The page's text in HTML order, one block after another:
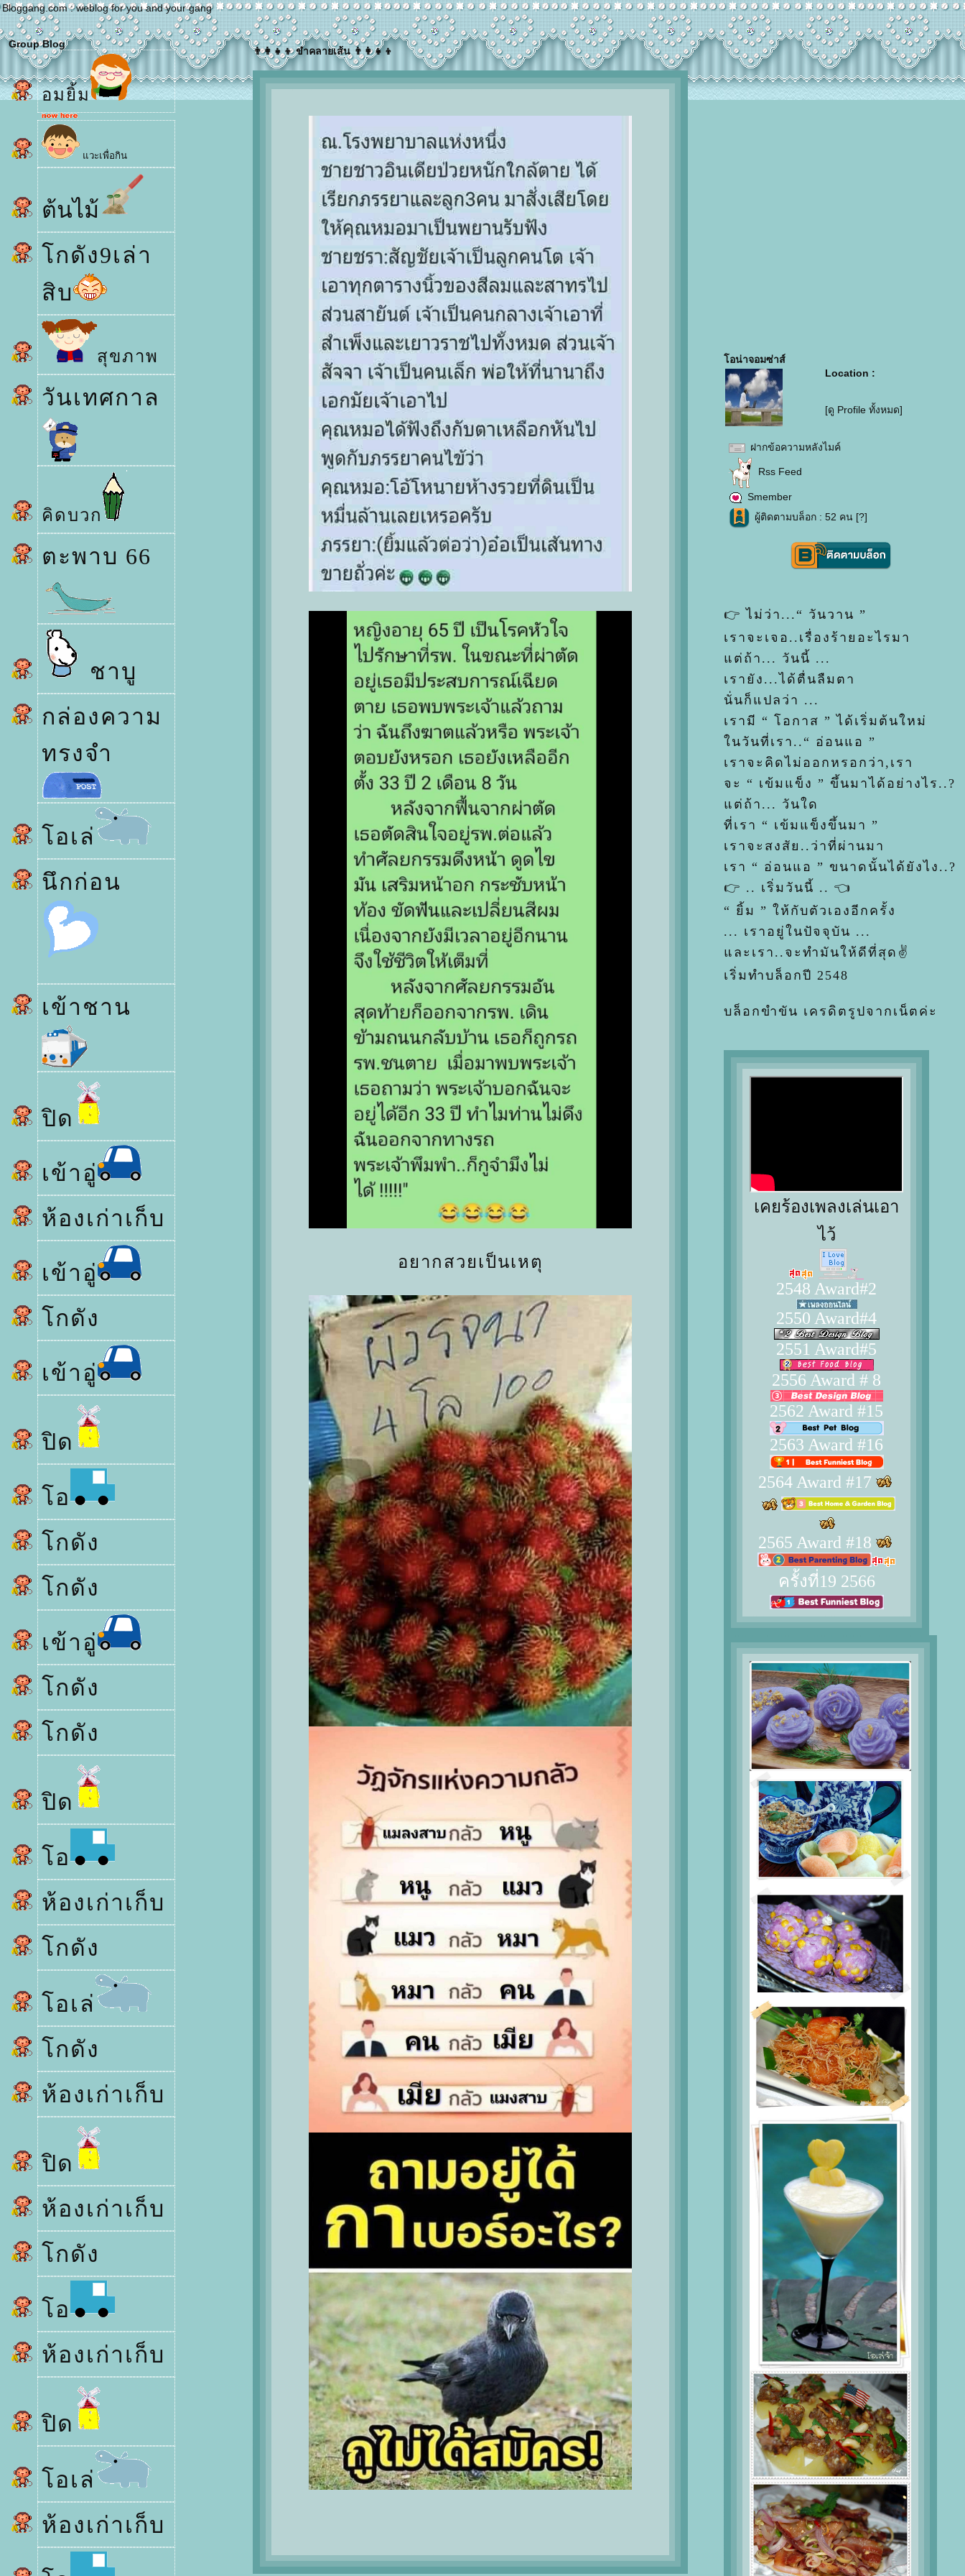
Bloggang.com : weblog for you and your gang
Group Blog
อมยิ้ม
วะเพื่อกิน
ต้นไม้
กดัง9เล่า
สิบ
สุขภาพ
วันเทศกาล
คิดบวก
ตะพาบ 66
ชาบู
กล่องความ
ทรงจำ
อเล่
นึกก่อน
เข้าชาน
ปิด
เข้าอู่
ห้องเก่าเก็บ
เข้าอู่
กดัง
เข้าอู่
ปิด
อ
กดัง
กดัง
เข้าอู่
กดัง
กดัง
ปิด
อ
ห้องเก่าเก็บ
กดัง
อเล่
กดัง
ห้องเก่าเก็บ
ปิด
ห้องเก่าเก็บ
กดัง
อ
ห้องเก่าเก็บ
ปิด
อเล่
ห้องเก่าเก็บ
👨‍👩‍👧‍👦 ขำคลายเส้น 👨‍👩‍👧‍👦
อยากสวยเป็นเหตุ
อน่าจอมซ่าส์
Location :
[ดู Profile ทั้งหมด]
ฝากข้อความหลังไมค์
Rss Feed
Smember
ผู้ติดตามบล็อก : 52 คน [?]
👉 ไม่ว่า...“ วันวาน ”
เราจะเจอ..เรื่องร้ายอะไรมา
ต่ถ้า... วันนี้ ...
เรายัง...ได้ตื่นลืมตา
นั่นก็แปลว่า ...
เรามี “ โอกาส ” ได้เริ่มต้นใหม่
นวันที่เรา..“ อ่อนแอ ”
เราจะคิดไม่ออกหรอกว่า,เรา
จะ “ เข้มแข็ง ” ขึ้นมาได้อย่างไร..?
ต่ถ้า... วันใด
ที่เรา “ เข้มแข็งขึ้นมา ”
เราจะสงสัย..ว่าที่ผ่านมา
เรา “ อ่อนแอ ” ขนาดนั้นได้ยังไง..?
👉 .. เริ่มวันนี้ .. 👈
“ ยิ้ม ” ให้กับตัวเองอีกครั้ง
... เราอยู่ในปัจจุบัน ...
ละเรา..จะทำมันให้ดีที่สุด✌
เริ่มทำบล็อกปี 2548
บล็อกขำขัน เครดิตรูปจากเน็ตค่ะ
เคยร้องเพลงเล่นเอา
ไว้
2548 Award#2
2550 Award#4
2551 Award#5
2556 Award # 8
2562 Award #15
2563 Award #16
2564 Award #17
2565 Award #18
ครั้งที่19 2566